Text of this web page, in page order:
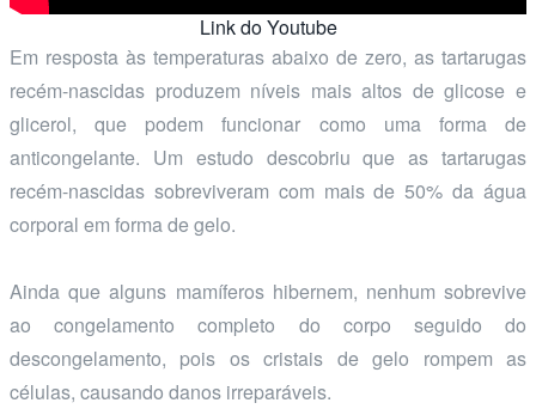
Link do Youtube
Em resposta às temperaturas abaixo de zero, as tartarugas
recém-nascidas produzem níveis mais altos de glicose e
glicerol, que podem funcionar como uma forma de
anticongelante. Um estudo descobriu que as tartarugas
recém-nascidas sobreviveram com mais de 50% da água
corporal em forma de gelo.
Ainda que alguns mamíferos hibernem, nenhum sobrevive
ao congelamento completo do corpo seguido do
descongelamento, pois os cristais de gelo rompem as
células, causando danos irreparáveis.